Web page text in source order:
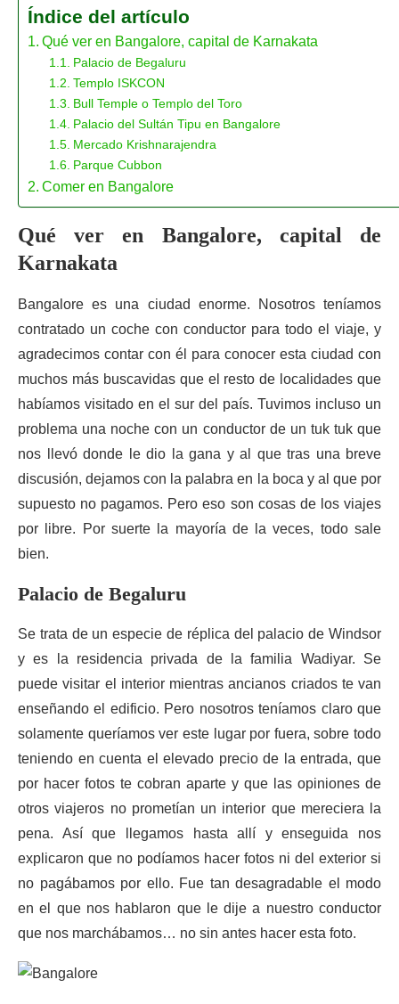
Índice del artículo
Qué ver en Bangalore, capital de Karnakata
Palacio de Begaluru
Templo ISKCON
Bull Temple o Templo del Toro
Palacio del Sultán Tipu en Bangalore
Mercado Krishnarajendra
Parque Cubbon
Comer en Bangalore
Qué ver en Bangalore, capital de
Karnakata
Bangalore es una ciudad enorme. Nosotros teníamos
contratado un coche con conductor para todo el viaje, y
agradecimos contar con él para conocer esta ciudad con
muchos más buscavidas que el resto de localidades que
habíamos visitado en el sur del país. Tuvimos incluso un
problema una noche con un conductor de un tuk tuk que
nos llevó donde le dio la gana y al que tras una breve
discusión, dejamos con la palabra en la boca y al que por
supuesto no pagamos. Pero eso son cosas de los viajes
por libre. Por suerte la mayoría de la veces, todo sale
bien.
Palacio de Begaluru
Se trata de un especie de réplica del palacio de Windsor
y es la residencia privada de la familia Wadiyar. Se
puede visitar el interior mientras ancianos criados te van
enseñando el edificio. Pero nosotros teníamos claro que
solamente queríamos ver este lugar por fuera, sobre todo
teniendo en cuenta el elevado precio de la entrada, que
por hacer fotos te cobran aparte y que las opiniones de
otros viajeros no prometían un interior que mereciera la
pena. Así que llegamos hasta allí y enseguida nos
explicaron que no podíamos hacer fotos ni del exterior si
no pagábamos por ello. Fue tan desagradable el modo
en el que nos hablaron que le dije a nuestro conductor
que nos marchábamos… no sin antes hacer esta foto.